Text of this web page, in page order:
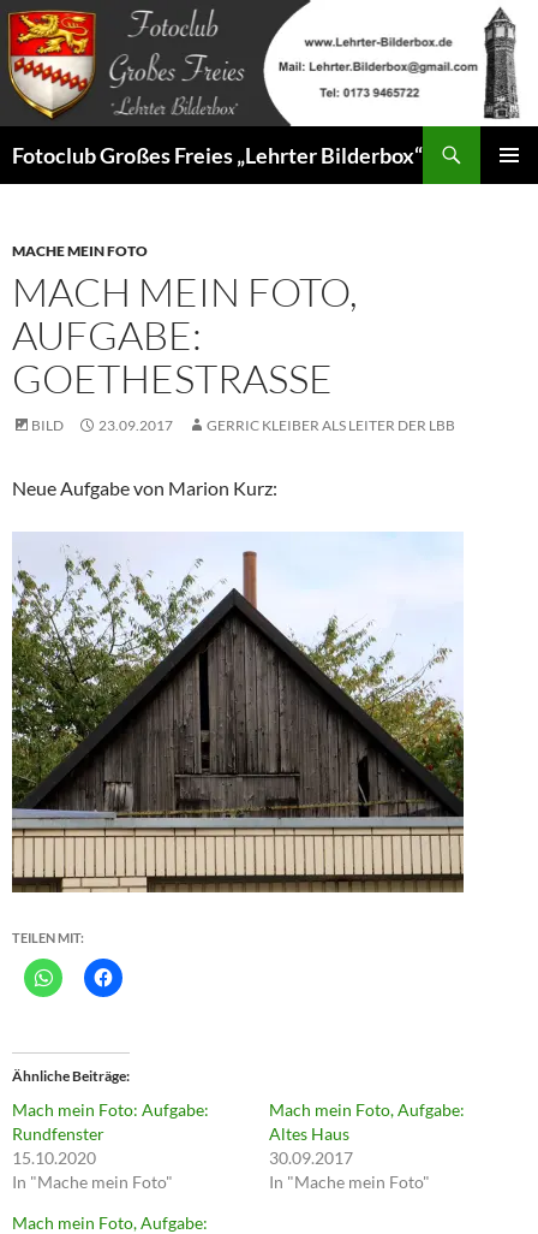
Zum
Inhalt
springen
Fotoclub Großes Freies „Lehrter Bilderbox“
MACHE MEIN FOTO
MACH MEIN FOTO,
AUFGABE:
GOETHESTRASSE
BILD 23.09.2017 GERRIC KLEIBER ALS LEITER DER LBB
Neue Aufgabe von Marion Kurz:
TEILEN MIT:
Ähnliche Beiträge
Mach mein Foto: Aufgabe:
Rundfenster
15.10.2020
In "Mache mein Foto"
Mach mein Foto, Aufgabe:
Altes Haus
30.09.2017
In "Mache mein Foto"
Mach mein Foto, Aufgabe: